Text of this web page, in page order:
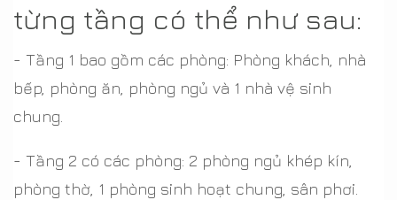
từng tầng có thể như sau:
- Tầng 1 bao gồm các phòng: Phòng khách, nhà
bếp, phòng ăn, phòng ngủ và 1 nhà vệ sinh
chung.
- Tầng 2 có các phòng: 2 phòng ngủ khép kín,
phòng thờ, 1 phòng sinh hoạt chung, sân phơi.